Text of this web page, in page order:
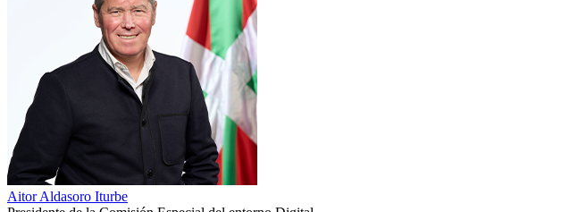
Aitor Aldasoro Iturbe